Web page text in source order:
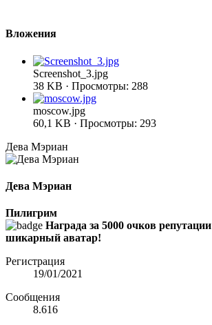
Вложения
Screenshot_3.jpg
38 KB · Просмотры: 288
moscow.jpg
60,1 KB · Просмотры: 293
Дева Мэриан
Дева Мэриан
Пилигрим
Награда за 5000 очков репутации
шикарный аватар!
Регистрация
19/01/2021
Сообщения
8.616